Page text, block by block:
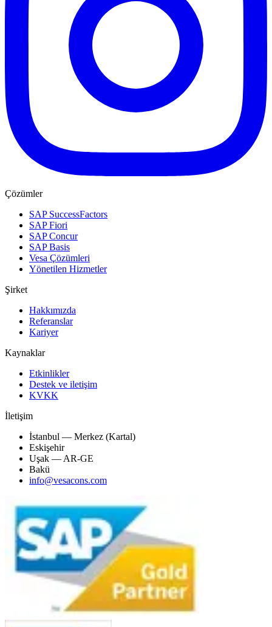
Çözümler
SAP SuccessFactors
SAP Fiori
SAP Concur
SAP Basis
Vesa Çözümleri
Yönetilen Hizmetler
Şirket
Hakkımızda
Referanslar
Kariyer
Kaynaklar
Etkinlikler
Destek ve iletişim
KVKK
İletişim
İstanbul — Merkez (Kartal)
Eskişehir
Uşak — AR-GE
Bakü
info@vesacons.com